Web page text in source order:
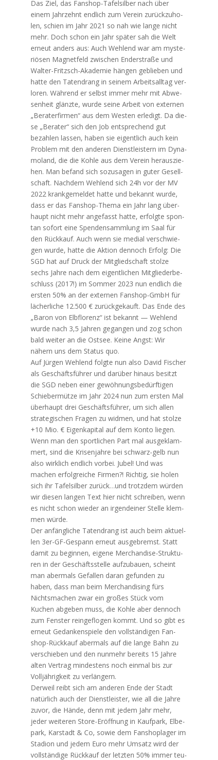
Das Ziel, das Fan­shop-Tafel­sil­ber nach über
einem Jahr­zehnt end­lich zum Ver­ein zurück­zu­ho­
len, schien im Jahr 2021 so nah wie lan­ge nicht
mehr. Doch schon ein Jahr spä­ter sah die Welt
erneut anders aus: Auch Weh­lend war am mys­te­
riö­sen Magnet­feld zwi­schen Enderstra­ße und
Wal­ter-Fritzsch-Aka­de­mie hän­gen geblie­ben und
hat­te den Taten­drang in sei­nem Arbeits­all­tag ver­
lo­ren. Wäh­rend er selbst immer mehr mit Abwe­
sen­heit glänz­te, wur­de sei­ne Arbeit von exter­nen
„Bera­ter­fir­men“ aus dem Wes­ten erle­digt. Da die­
se „Bera­ter“ sich den Job ent­spre­chend gut
bezah­len las­sen, haben sie eigent­lich auch kein
Pro­blem mit den ande­ren Dienst­leis­tern im Dyna­
mo­land, die die Koh­le aus dem Ver­ein her­aus­zie­
hen. Man befand sich sozu­sa­gen in guter Gesell­
schaft. Nach­dem Weh­lend sich 24h vor der MV
2022 krank­ge­mel­det hat­te und bekannt wur­de,
dass er das Fan­shop-The­ma ein Jahr lang über­
haupt nicht mehr ange­fasst hat­te, erfolg­te spon­
tan sofort eine Spen­den­samm­lung im Saal für
den Rück­kauf. Auch wenn sie medi­al ver­schwie­
gen wur­de, hat­te die Akti­on den­noch Erfolg: Die
SGD hat auf Druck der Mit­glied­schaft stol­ze
sechs Jah­re nach dem eigent­li­chen Mit­glie­der­be­
schluss (2017!) im Som­mer 2023 nun end­lich die
ers­ten 50% an der exter­nen Fan­shop-GmbH für
lächer­li­che 12.500 € zurück­ge­kauft. Das Ende des
„Baron von Elb­flo­renz“ ist bekannt — Weh­lend
wur­de nach 3,5 Jah­ren gegan­gen und zog schon
bald wei­ter an die Ost­see. Kei­ne Angst: Wir
nähern uns dem Sta­tus quo.
Auf Jür­gen Weh­lend folg­te nun also David Fischer
als Geschäfts­füh­rer und dar­über hin­aus besitzt
die SGD neben einer gewöh­nungs­be­dürf­ti­gen
Schie­ber­müt­ze im Jahr 2024 nun zum ers­ten Mal
über­haupt drei Geschäfts­füh­rer, um sich allen
stra­te­gi­schen Fra­gen zu wid­men, und hat stol­ze
+10 Mio. € Eigen­ka­pi­tal auf dem Kon­to lie­gen.
Wenn man den sport­li­chen Part mal aus­ge­klam­
mert, sind die Kri­sen­jah­re bei schwarz-gelb nun
also wirk­lich end­lich vor­bei. Jubel! Und was
machen erfolg­rei­che Fir­men?! Rich­tig, sie holen
sich ihr Tafel­sil­ber zurück…und trotz­dem wür­den
wir die­sen lan­gen Text hier nicht schrei­ben, wenn
es nicht schon wie­der an irgend­ei­ner Stel­le klem­
men würde.
Der anfäng­li­che Taten­drang ist auch beim aktu­el­
len 3er-GF-Gespann erneut aus­ge­bremst. Statt
damit zu begin­nen, eige­ne Mer­chan­di­se-Struk­tu­
ren in der Geschäfts­stel­le auf­zu­bau­en, scheint
man aber­mals Gefal­len dar­an gefun­den zu
haben, dass man beim Mer­chan­di­sing fürs
Nichts­ma­chen zwar ein gro­ßes Stück vom
Kuchen abge­ben muss, die Koh­le aber den­noch
zum Fens­ter rein­ge­flo­gen kommt. Und so gibt es
erneut Gedan­ken­spie­le den voll­stän­di­gen Fan­
shop-Rück­kauf aber­mals auf die lan­ge Bahn zu
ver­schie­ben und den nun­mehr bereits 15 Jah­re
alten Ver­trag min­des­tens noch ein­mal bis zur
Voll­jäh­rig­keit zu verlängern.
Der­weil reibt sich am ande­ren Ende der Stadt
natür­lich auch der Dienst­leis­ter, wie all die Jah­re
zuvor, die Hän­de, denn mit jedem Jahr mehr,
jeder wei­te­ren Store-Eröff­nung in Kauf­park, Elbe­
park, Kar­stadt & Co, sowie dem Fan­shop­la­ger im
Sta­di­on und jedem Euro mehr Umsatz wird der
voll­stän­di­ge Rück­kauf der letz­ten 50% immer teu­